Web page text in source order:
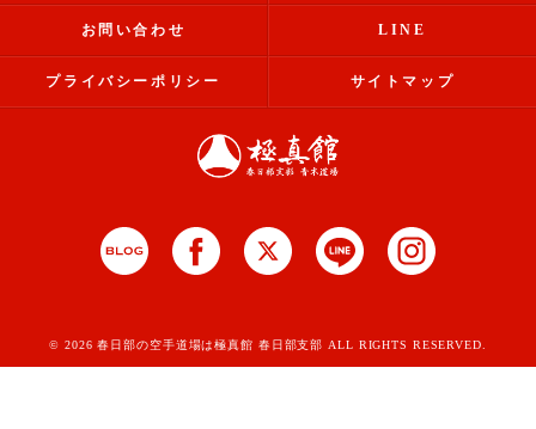
お問い合わせ LINE
プライバシーポリシー サイトマップ
© 2026 春日部の空手道場は極真館 春日部支部 ALL RIGHTS RESERVED.